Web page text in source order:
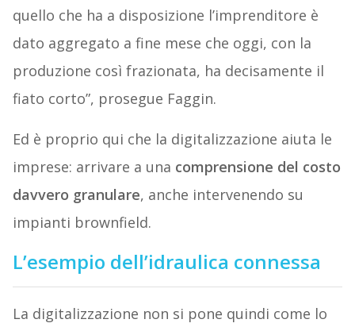
quello che ha a disposizione l’imprenditore è
dato aggregato a fine mese che oggi, con la
produzione così frazionata, ha decisamente il
fiato corto”, prosegue Faggin.
Ed è proprio qui che la digitalizzazione aiuta le
imprese: arrivare a una comprensione del costo
davvero granulare, anche intervenendo su
impianti brownfield.
L’esempio dell’idraulica connessa
La digitalizzazione non si pone quindi come lo